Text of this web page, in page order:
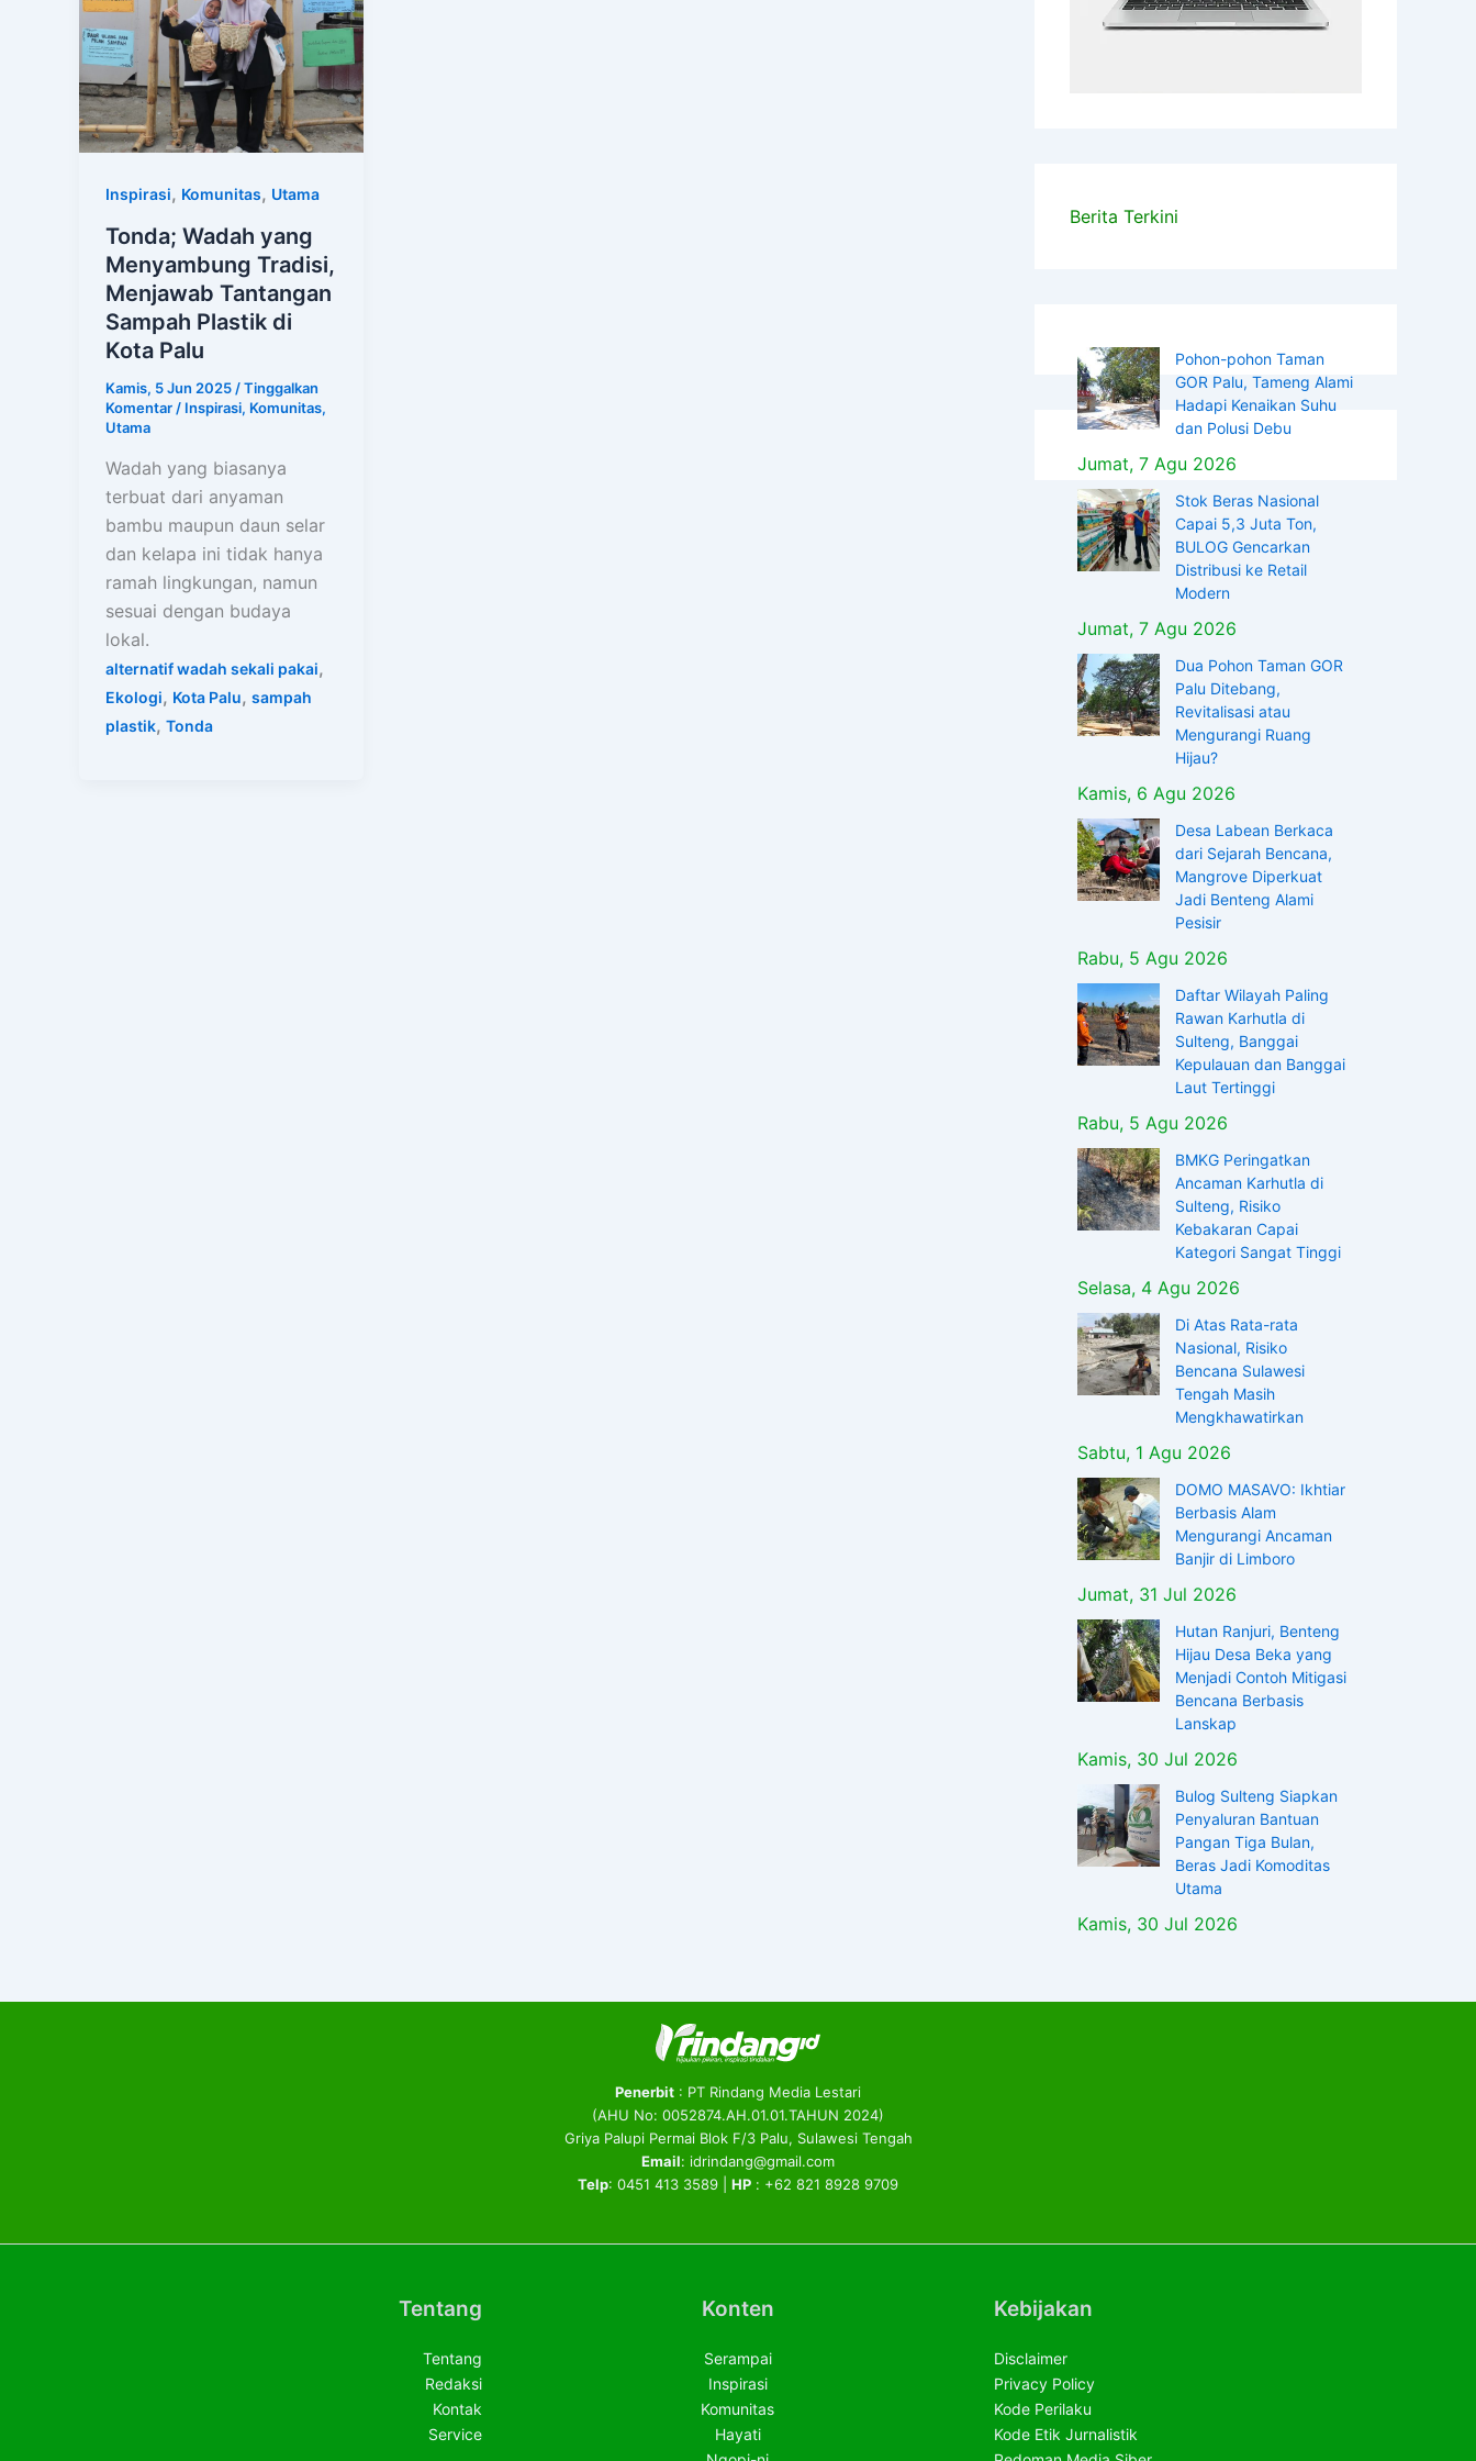
Inspirasi, Komunitas, Utama
Tonda; Wadah yang
Menyambung Tradisi,
Menjawab Tantangan
Sampah Plastik di
Kota Palu
Kamis, 5 Jun 2025 /Tinggalkan
Komentar / Inspirasi, Komunitas,
Utama
Wadah yang biasanya
terbuat dari anyaman
bambu maupun daun selar
dan kelapa ini tidak hanya
ramah lingkungan, namun
sesuai dengan budaya
lokal.
alternatif wadah sekali pakai,
Ekologi, Kota Palu, sampah
plastik, Tonda
Berita Terkini
Pohon-pohon Taman
GOR Palu, Tameng Alami
Hadapi Kenaikan Suhu
dan Polusi Debu
Jumat, 7 Agu 2026
Stok Beras Nasional
Capai 5,3 Juta Ton,
BULOG Gencarkan
Distribusi ke Retail
Modern
Jumat, 7 Agu 2026
Dua Pohon Taman GOR
Palu Ditebang,
Revitalisasi atau
Mengurangi Ruang
Hijau?
Kamis, 6 Agu 2026
Desa Labean Berkaca
dari Sejarah Bencana,
Mangrove Diperkuat
Jadi Benteng Alami
Pesisir
Rabu, 5 Agu 2026
Daftar Wilayah Paling
Rawan Karhutla di
Sulteng, Banggai
Kepulauan dan Banggai
Laut Tertinggi
Rabu, 5 Agu 2026
BMKG Peringatkan
Ancaman Karhutla di
Sulteng, Risiko
Kebakaran Capai
Kategori Sangat Tinggi
Selasa, 4 Agu 2026
Di Atas Rata-rata
Nasional, Risiko
Bencana Sulawesi
Tengah Masih
Mengkhawatirkan
Sabtu, 1 Agu 2026
DOMO MASAVO: Ikhtiar
Berbasis Alam
Mengurangi Ancaman
Banjir di Limboro
Jumat, 31 Jul 2026
Hutan Ranjuri, Benteng
Hijau Desa Beka yang
Menjadi Contoh Mitigasi
Bencana Berbasis
Lanskap
Kamis, 30 Jul 2026
Bulog Sulteng Siapkan
Penyaluran Bantuan
Pangan Tiga Bulan,
Beras Jadi Komoditas
Utama
Kamis, 30 Jul 2026
Penerbit : PT Rindang Media Lestari
(AHU No: 0052874.AH.01.01.TAHUN 2024)
Griya Palupi Permai Blok F/3 Palu, Sulawesi Tengah
Email: idrindang@gmail.com
Telp: 0451 413 3589 | HP : +62 821 8928 9709
Tentang
Tentang
Redaksi
Kontak
Service
Konten
Serampai
Inspirasi
Komunitas
Hayati
Kebijakan
Disclaimer
Privacy Policy
Kode Perilaku
Kode Etik Jurnalistik